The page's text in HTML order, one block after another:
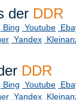
der DDR
Bing Youtube
Yandex
DDR
Bing Youtube
Yandex